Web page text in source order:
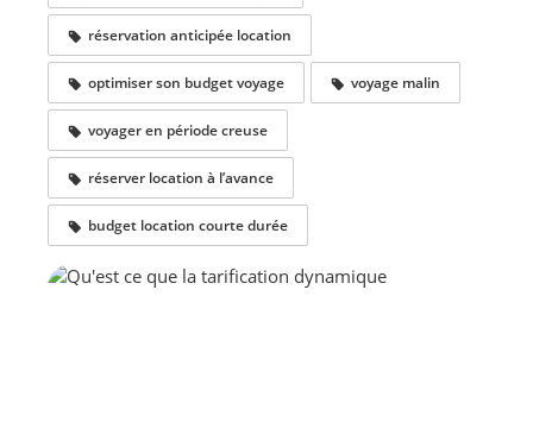
réservation anticipée location
optimiser son budget voyage voyage malin
voyager en période creuse
réserver location à l’avance
budget location courte durée